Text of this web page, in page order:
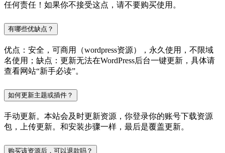
任何责任！如果你不接受这点，请不要购买使用。
有哪些优缺点？
优点：安全，可商用（wordpress资源），永久使用，不限域
名使用；缺点：更新无法在WordPress后台一键更新，具体请
查看网站“新手必读”。
如何更新主题或插件？
手动更新。本站会及时更新资源，你登录你的账号下载资源
包，上传更新。和安装步骤一样，最后是覆盖更新。
购买该资源后，可以退款吗？